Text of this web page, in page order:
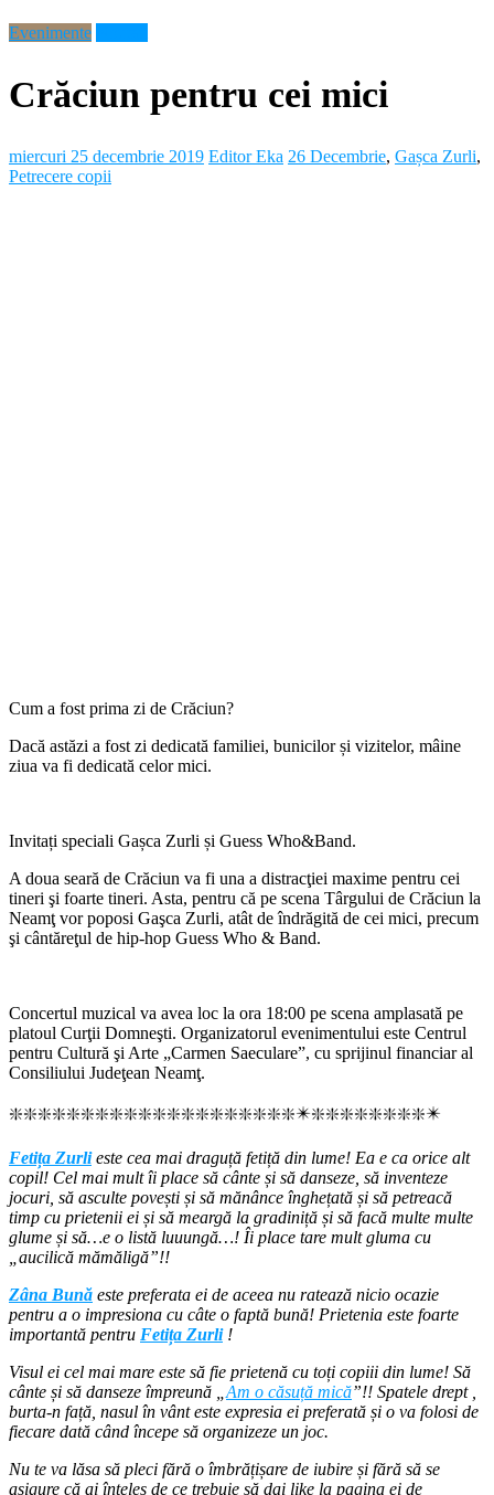
Evenimente
Crăciun pentru cei mici
miercuri 25 decembrie 2019 Editor Eka 26 Decembrie, Gașca Zurli,
Petrecere copii
Cum a fost prima zi de Crăciun?
Dacă astăzi a fost zi dedicată familiei, bunicilor și vizitelor, mâine
ziua va fi dedicată celor mici.
Invitați speciali Gașca Zurli și Guess Who&Band.
A doua seară de Crăciun va fi una a distracţiei maxime pentru cei
tineri şi foarte tineri. Asta, pentru că pe scena Târgului de Crăciun la
Neamţ vor poposi Gaşca Zurli, atât de îndrăgită de cei mici, precum
şi cântăreţul de hip-hop Guess Who & Band.
Concertul muzical va avea loc la ora 18:00 pe scena amplasată pe
platoul Curţii Domneşti. Organizatorul evenimentului este Centrul
pentru Cultură şi Arte „Carmen Saeculare”, cu sprijinul financiar al
Consiliului Judeţean Neamţ.
❇️❇️❇️❇️❇️❇️❇️❇️❇️❇️❇️❇️❇️❇️❇️❇️❇️❇️❇️❇️✴️❇️❇️❇️❇️❇️❇️❇️❇️✴️
Fetița Zurlieste cea mai draguță fetiță din lume! Ea e ca orice alt
copil! Cel mai mult îi place să cânte și să danseze, să inventeze
jocuri, să asculte povești și să mănânce înghețată și să petreacă
timp cu prietenii ei și să meargă la gradiniță și să facă multe multe
glume și să…e o listă luuungă…! Îi place tare mult gluma cu
„aucilică mămăligă”!!
Zâna Bună este preferata ei de aceea nu ratează nicio ocazie
pentru a o impresiona cu câte o faptă bună! Prietenia este foarte
importantă pentru Fetița Zurli!
Visul ei cel mai mare este să fie prietenă cu toți copiii din lume! Să
cânte și să danseze împreună „Am o căsuță mică”!! Spatele drept ,
burta-n față, nasul în vânt este expresia ei preferată și o va folosi de
fiecare dată când începe să organizeze un joc.
Nu te va lăsa să pleci fără o îmbrățișare de iubire și fără să se
asigure că ai înțeles de ce trebuie să dai like la pagina ei de